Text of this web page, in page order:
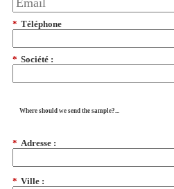
* Téléphone
* Société :
Where should we send the sample?...
* Adresse :
* Ville :